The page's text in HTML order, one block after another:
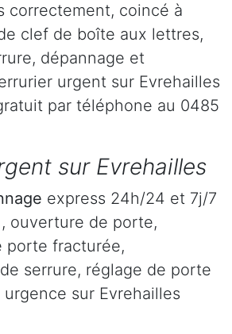
correctement, coincé à
clef de boîte aux lettres,
dépannage et
urgent sur Evrehailles
par téléphone au 0485
sur Evrehailles
express 24h/24 et 7j/7
ouverture de porte,
porte fracturée,
serrure, réglage de porte
sur Evrehailles